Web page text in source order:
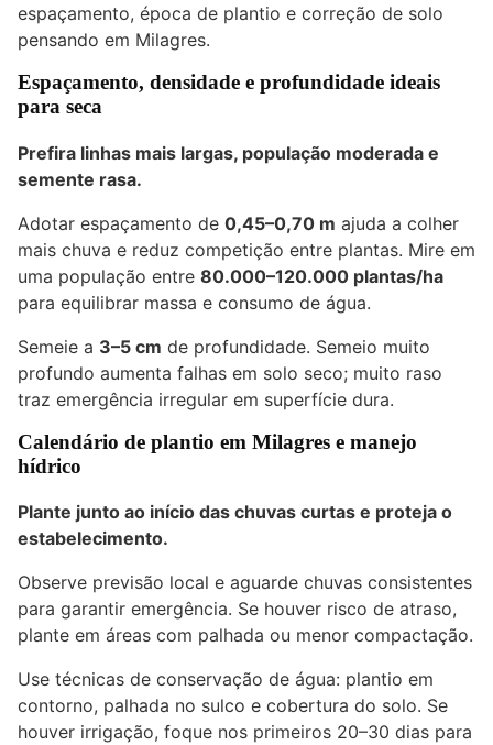
espaçamento, época de plantio e correção de solo
pensando em Milagres.
Espaçamento, densidade e profundidade ideais
para seca
Prefira linhas mais largas, população moderada e
semente rasa.
Adotar espaçamento de 0,45–0,70 m ajuda a colher
mais chuva e reduz competição entre plantas. Mire em
uma população entre 80.000–120.000 plantas/ha
para equilibrar massa e consumo de água.
Semeie a 3–5 cm de profundidade. Semeio muito
profundo aumenta falhas em solo seco; muito raso
traz emergência irregular em superfície dura.
Calendário de plantio em Milagres e manejo
hídrico
Plante junto ao início das chuvas curtas e proteja o
estabelecimento.
Observe previsão local e aguarde chuvas consistentes
para garantir emergência. Se houver risco de atraso,
plante em áreas com palhada ou menor compactação.
Use técnicas de conservação de água: plantio em
contorno, palhada no sulco e cobertura do solo. Se
houver irrigação, foque nos primeiros 20–30 dias para